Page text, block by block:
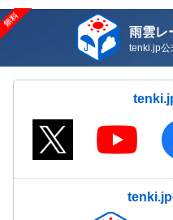
雨雲レ
tenki.jp
tenki.jp